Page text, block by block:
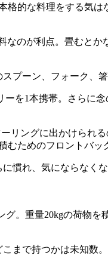
的な料理をする気
なのが利点。畳むとか
プーン、フォーク、
を1本携帯。さらに
リングに出かけられ
ためのフロントバ
慣れ、気にならなく
。重量20kgの荷物を
まで持つかは未知数